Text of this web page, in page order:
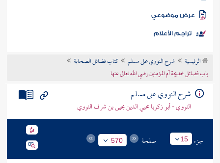
الكتب
موضوعي
تراجم الأعلام
الرئيسية شرح النووي على مسلم
كتاب فضائل الصحابة
باب فضائل خديجة أم المؤمنين رضي الله تعالى عنها
شرح النووي على مسلم
النووي - أبو زكريا محيي الدين يحيى بن شرف النووي
جزء 15 صفحة 570